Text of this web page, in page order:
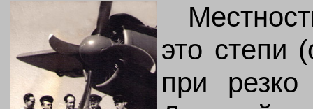
это степи
при резко